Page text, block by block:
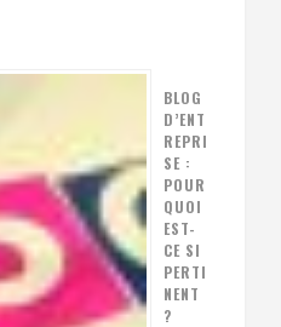
BLOG
D’ENT
REPRI
SE :
POUR
QUOI
EST-
CE SI
PERTI
NENT
?